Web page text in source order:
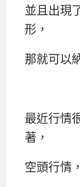
並且出現
形，
那就可以
最近行情
著，
空頭行情